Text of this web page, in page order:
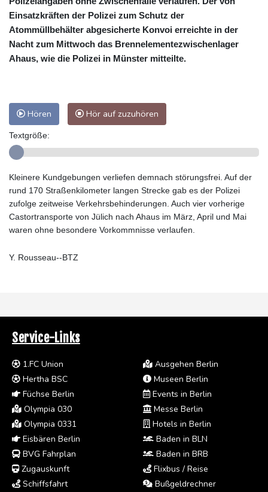
Einsatzkräften der Polizei zum Schutz der
Atommüllbehälter abgesicherte Konvoi erreichte in der
Nacht zum Mittwoch das Brennelementezwischenlager
Ahaus, wie die Polizei in Münster mitteilte.
Hören Hör auf zuzuhören
Textgröße:
Kleinere Kundgebungen verliefen demnach störungsfrei. Auf der
rund 170 Straßenkilometer langen Strecke gab es der Polizei
zufolge zeitweise Verkehrsbehinderungen. Auch vier vorherige
Castortransporte von Jülich nach Ahaus im März, April und Mai
waren ohne besondere Vorkommnisse verlaufen.
Y. Rousseau--BTZ
Service-Links
1.FC Union
Hertha BSC
Füchse Berlin
Olympia 030
Olympia 0331
Eisbären Berlin
BVG Fahrplan
Zugauskunft
Schiffsfahrt
Ausgehen Berlin
Museen Berlin
Events in Berlin
Messe Berlin
Hotels in Berlin
Baden in BLN
Baden in BRB
Flixbus / Reise
Bußgeldrechner